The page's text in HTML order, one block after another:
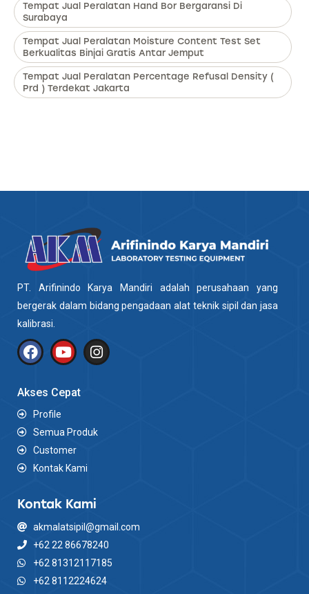
Tempat Jual Peralatan Hand Bor Bergaransi Di
Surabaya
Tempat Jual Peralatan Moisture Content Test Set
Berkualitas Binjai Gratis Antar Jemput
Tempat Jual Peralatan Percentage Refusal Density (
Prd ) Terdekat Jakarta
PT. Arifinindo Karya Mandiri adalah perusahaan yang
bergerak dalam bidang pengadaan alat teknik sipil dan jasa
kalibrasi.
Akses Cepat
Profile
Semua Produk
Customer
Kontak Kami
Kontak Kami
akmalatsipil@gmail.com
+62 22 86678240
+62 81312117185
+62 8112224624